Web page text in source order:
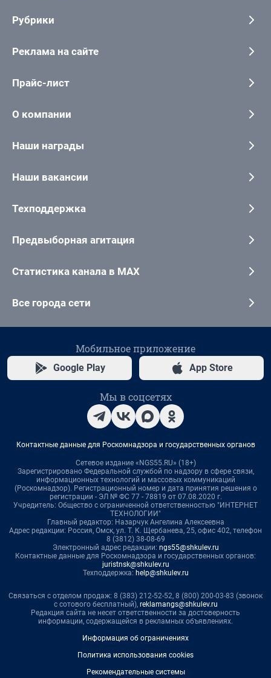
Рубрики
Реклама на сайте
Прайс-лист
О компании
Наши награды
Наши вакансии
Техподдержка
Предвыборная агитация
Статистика канала в MAX
Все города сети
Мобильное приложение
Google Play App Store
Мы в соцсетях
Контактные данные для Роскомнадзора и государственных органов
Сетевое издание «NGS55.RU» (18+)
Зарегистрировано Федеральной службой по надзору в сфере связи,
информационных технологий и массовых коммуникаций
(Роскомнадзор). Регистрационный номер и дата принятия решения о
регистрации - ЭЛ № ФС 77 - 78819 от 07.08.2020 г.
Учредитель: Общество с ограниченной ответственностью "ИНТЕРНЕТ
ТЕХНОЛОГИИ"
Главный редактор: Назарчук Ангелина Алексеевна
Адрес редакции: Россия, Омск, ул. Т. К. Щербанева, 25, офис 402, телефон
8 (3812) 38-08-69
Электронный адрес редакции: ngs55@shkulev.ru
Контактные данные для Роскомнадзора и государственных органов:
juristnsk@shkulev.ru
Техподдержка: help@shkulev.ru
Связаться с отделом продаж: 8 (383) 212-52-52, 8 (800) 200-03-83 (звонок
с сотового бесплатный), reklamangs@shkulev.ru
Редакция сайта не несет ответственности за достоверность
информации, содержащейся в рекламных объявлениях.
Информация об ограничениях
Политика использования cookies
Рекомендательные системы